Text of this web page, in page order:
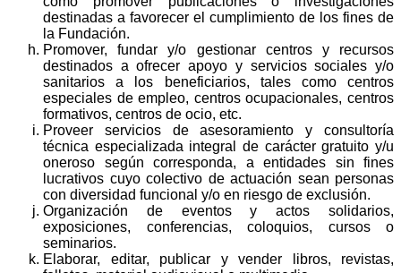
destinadas a favorecer el cumplimiento de los fines de
la Fundación.
Promover, fundar y/o gestionar centros y recursos
destinados a ofrecer apoyo y servicios sociales y/o
sanitarios a los beneficiarios, tales como centros
especiales de empleo, centros ocupacionales, centros
formativos, centros de ocio, etc.
Proveer servicios de asesoramiento y consultoría
técnica especializada integral de carácter gratuito y/u
oneroso según corresponda, a entidades sin fines
lucrativos cuyo colectivo de actuación sean personas
con diversidad funcional y/o en riesgo de exclusión.
Organización de eventos y actos solidarios,
exposiciones, conferencias, coloquios, cursos o
seminarios.
Elaborar, editar, publicar y vender libros, revistas,